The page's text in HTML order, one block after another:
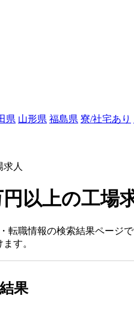
県 山形県 福島県 寮/社宅あり
人
以上の工場
転職情報の検索結果ページ
す。
果